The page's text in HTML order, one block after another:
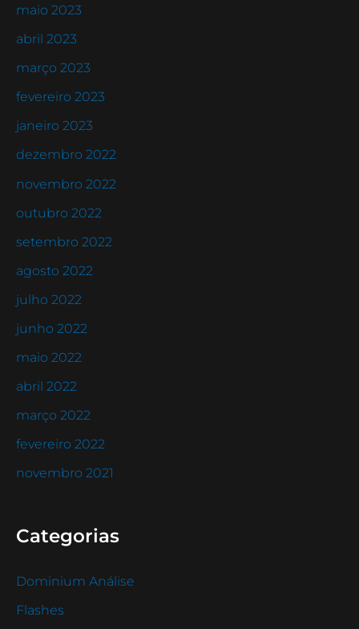
maio 2023
abril 2023
março 2023
fevereiro 2023
janeiro 2023
dezembro 2022
novembro 2022
outubro 2022
setembro 2022
agosto 2022
julho 2022
junho 2022
maio 2022
abril 2022
março 2022
fevereiro 2022
novembro 2021
Categorias
Dominium Análise
Flashes